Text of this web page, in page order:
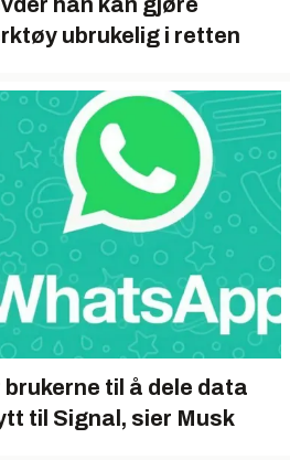
ubrukelig i retten
til å dele data
til Signal, sier Musk